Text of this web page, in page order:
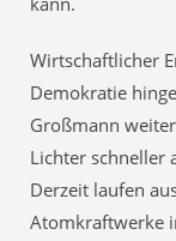
Wirtschaftlicher
Demokratie
Großmann
Lichter schneller
Derzeit laufen
Atomkraftwerke